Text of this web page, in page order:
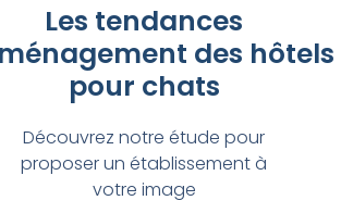
Les tendances
des hôtels
pour chats
Découvrez notre étude pour
proposer un établissement à
votre image